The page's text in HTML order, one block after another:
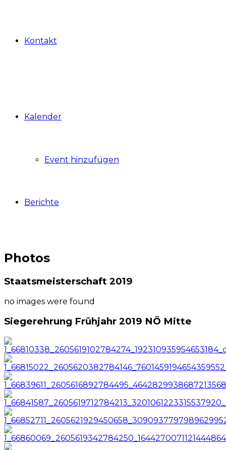
Kontakt
Kalender
Event hinzufügen
Berichte
Photos
Staatsmeisterschaft 2019
no images were found
Siegerehrung Frühjahr 2019 NÖ Mitte